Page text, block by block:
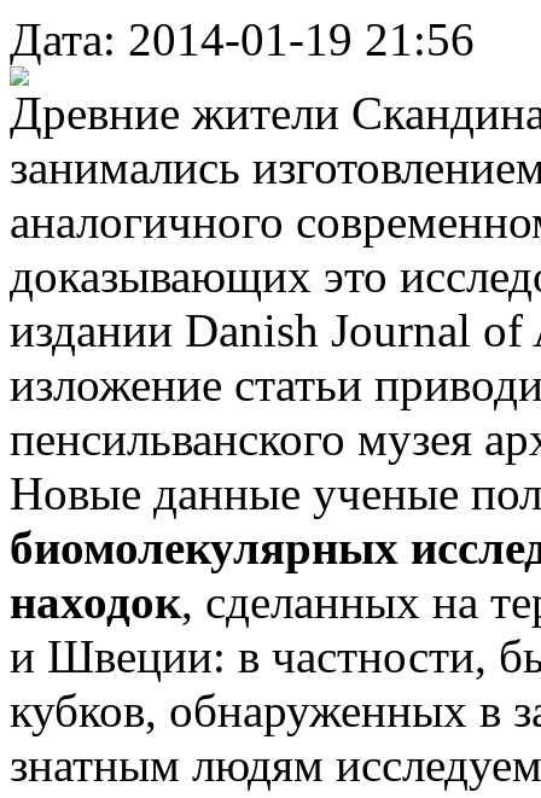
Дата: 2014-01-19 21:56
Древние жители
занимались
аналогичного
доказывающих это
издании Danish Journal of
изложение статьи
пенсильванского музея
Новые данные ученые
биомолекулярных
находок, сделанных на
и Швеции: в частности,
кубков, обнаруженных в
знатным людям